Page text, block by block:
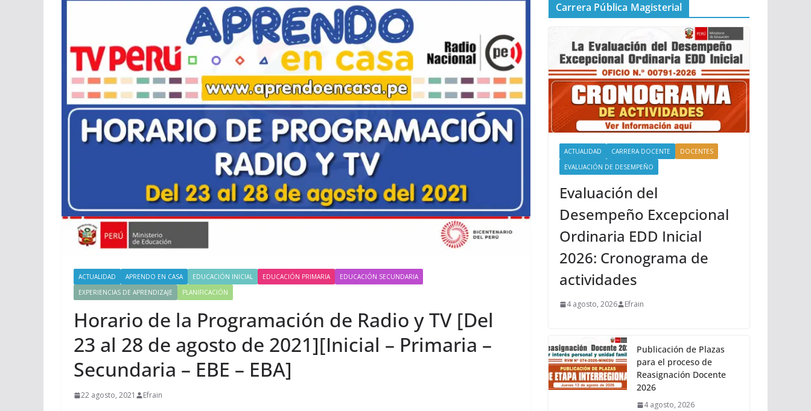
ACTUALIDAD APRENDO EN CASA EDUCACIÓN INICIAL EDUCACIÓN PRIMARIA
EDUCACIÓN SECUNDARIA
EXPERIENCIAS DE APRENDIZAJE
PLANIFICACIÓN
Horario de la Programación de Radio y TV [Del
23 al 28 de agosto de 2021][Inicial – Primaria –
Secundaria – EBE – EBA]
22 agosto, 2021 Efrain
Carrera Pública Magisterial
ACTUALIDAD CARRERA DOCENTE
DOCENTES
EVALUACIÓN DE DESEMPEÑO
Evaluación del
Desempeño Excepcional
Ordinaria EDD Inicial
2026: Cronograma de
actividades
4 agosto, 2026 Efrain
Publicación de Plazas
para el proceso de
Reasignación Docente
2026
4 agosto, 2026